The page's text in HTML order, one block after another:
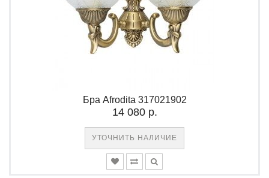
Бра Afrodita 317021902
14 080 р.
УТОЧНИТЬ НАЛИЧИЕ